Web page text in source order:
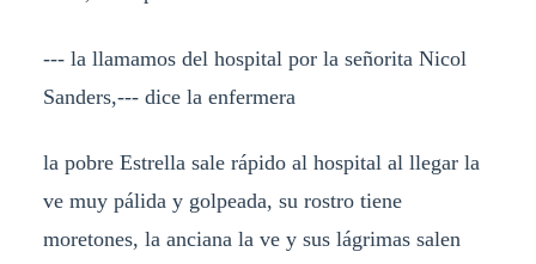
--- la llamamos del hospital por la señorita Nicol
Sanders,--- dice la enfermera
la pobre Estrella sale rápido al hospital al llegar la
ve muy pálida y golpeada, su rostro tiene
moretones, la anciana la ve y sus lágrimas salen